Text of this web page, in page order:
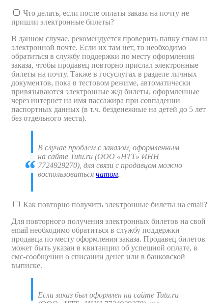
Что делать, если после оплаты заказа на почту не
пришли электронные билеты?
В данном случае, рекомендуется проверить папку спам на
электронной почте. Если их там нет, то необходимо
обратиться в службу поддержки по месту оформления
заказа, чтобы продавец повторно прислал электронные
билеты на почту. Также в госуслугах в разделе личных
документов, пока в тестовом режиме, автоматически
привязываются электронные ж/д билеты, оформленные
через интернет на имя пассажира при совпадении
паспортных данных (в т.ч. безденежные на детей до 5 лет
без отдельного места).
В случае проблем с заказом, оформленным
на сайте Tutu.ru (ООО «НТТ» ИНН
7724929270), для связи с продавцом можно
воспользоваться чатом.
Как повторно получить электронные билеты на email?
Для повторного получения электронных билетов на свой
email необходимо обратиться в службу поддержки
продавца по месту оформления заказа. Продавец билетов
может быть указан в квитанции об успешной оплате, в
смс-сообщении о списании денег или в банковской
выписке.
Если заказ был оформлен на сайте Tutu.ru